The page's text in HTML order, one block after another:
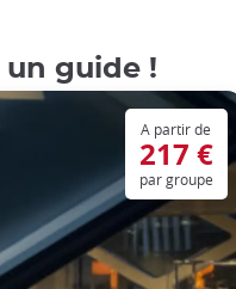
un guide !
A partir de
217 €
par groupe